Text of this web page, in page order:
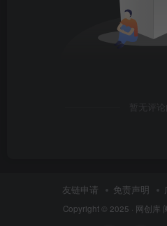
暂无评论
友链申请 免责声明
Copyright © 2025 · 网创库